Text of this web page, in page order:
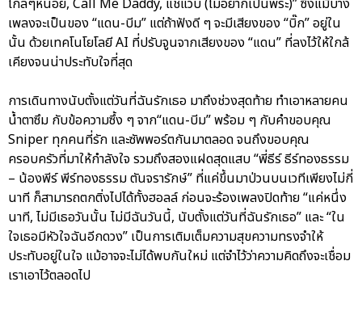
ไกลๆหน่อย, Call Me Daddy, แช่แวบ (ไม่อยากเป็นพระ)” ซึ่งแม้บาง
เพลงจะเป็นของ “แดน-บีม” แต่ถ้าฟังดี ๆ จะมีเสียงของ “บิ๊ก” อยู่ใน
นั้น ด้วยเทคโนโยโลยี AI ที่ปรับจูนจากเสียงของ “แดน” ที่ลงไว้ให้ใกล้
เคียงจนน่าประทับใจที่สุด
การเดินทางนับตั้งแต่วันที่ฉันรักเธอ มาถึงช่วงสุดท้าย ทำเอาหลายคน
น้ำตาซึม กับข้อความซึ้ง ๆ จาก“แดน-บีม” พร้อม ๆ กับคำขอบคุณ
Sniper ทุกคนที่รัก และซัพพอร์ตกันมาตลอด จนถึงขอบคุณ
ครอบครัวที่มาให้กำลังใจ รวมถึงสองแฝดสุดแสบ “พี่ธีร์ ธีร์ทองธรรม
– น้องพีร์ พีร์ทองธรรม ตันจรารักษ์” ที่แค่ขึ้นมาป่วนบนเวทีเพียงไม่กี่
นาที ก็สามารถตกติ่งไปได้ทั้งฮอลล์ ก่อนจะร้องเพลงปิดท้าย “แค่หนึ่ง
นาที, ไม่มีเธอวันนั้น ไม่มีฉันวันนี้, นับตั้งแต่วันที่ฉันรักเธอ” และ “ใน
ใจเธอมีหัวใจฉันอีกดวง” เป็นการเติมเต็มความสุขความทรงจำให้
ประทับอยู่ในใจ แม้อาจจะไม่ได้พบกันใหม่ แต่จำไว้ว่าความคิดถึงจะเชื่อม
เราเอาไว้ตลอดไป